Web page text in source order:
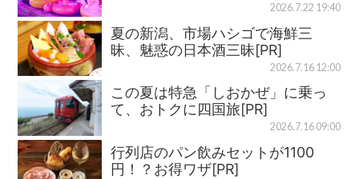
2026.7.22 19:40
夏の新潟、市場ハシゴで海鮮三
昧、魅惑の日本酒三昧[PR]
2026.7.16 12:00
この夏は特急「しおかぜ」に乗っ
て、おトクに四国旅[PR]
2026.7.16 09:00
行列店のパン飲みセットが1100
円！？お得ワザ[PR]